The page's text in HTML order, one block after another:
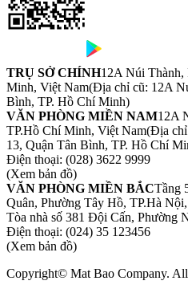
TRỤ SỞ CHÍNH12A Núi Thành,
Minh, Việt Nam(Địa chỉ cũ: 12A
Bình, TP. Hồ Chí Minh)
VĂN PHÒNG MIỀN NAM12A
TP.Hồ Chí Minh, Việt Nam(Địa chỉ
13, Quận Tân Bình, TP. Hồ Chí
Điện thoại: (028) 3622 9999
(Xem bản đồ)
VĂN PHÒNG MIỀN BẮCTầng
Quân, Phường Tây Hồ, TP.Hà
Tòa nhà số 381 Đội Cấn, Phường
Điện thoại: (024) 35 123456
(Xem bản đồ)
Copyright© Mat Bao Company. All